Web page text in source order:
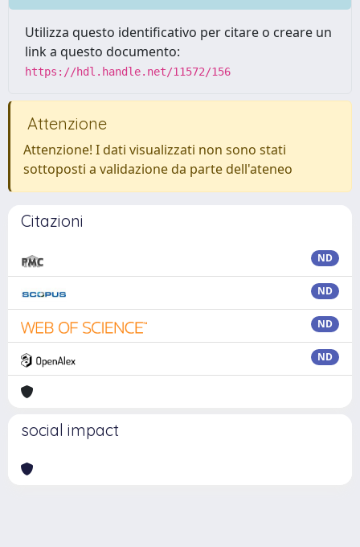
Utilizza questo identificativo per citare o creare un
link a questo documento:
https://hdl.handle.net/11572/156
Attenzione
Attenzione! I dati visualizzati non sono stati
sottoposti a validazione da parte dell'ateneo
Citazioni
ND
ND
ND
ND
social impact